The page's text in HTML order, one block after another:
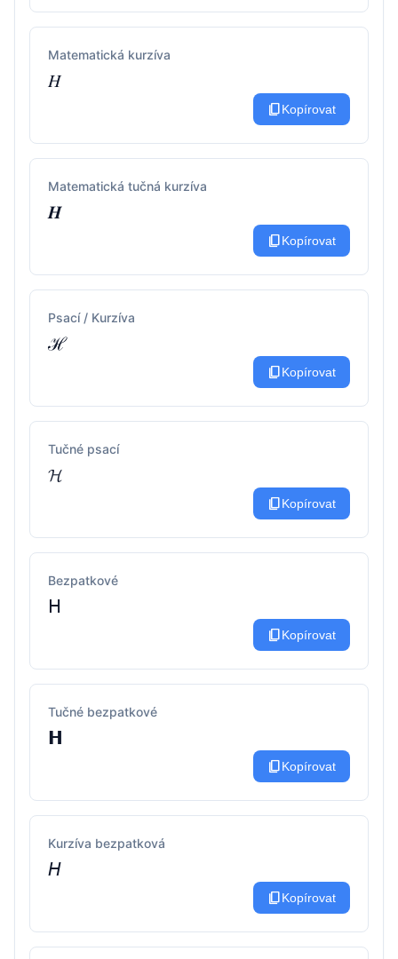
Matematická kurzíva
𝐻
content_copyKopírovat
Matematická tučná kurzíva
𝑯
content_copyKopírovat
Psací / Kurzíva
ℋ
content_copyKopírovat
Tučné psací
𝓗
content_copyKopírovat
Bezpatkové
𝖧
content_copyKopírovat
Tučné bezpatkové
𝗛
content_copyKopírovat
Kurzíva bezpatková
𝘏
content_copyKopírovat